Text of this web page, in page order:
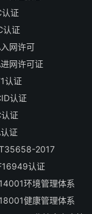
认证
认证
网许可
网许可证
认证
认证
证
证
2017
认证
环境管理体系
健康管理体系